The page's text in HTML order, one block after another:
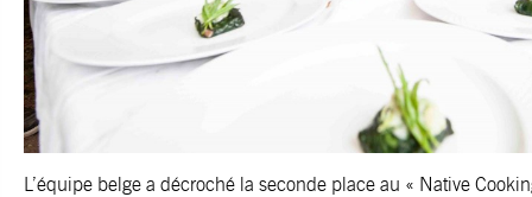
L’équipe belge a décroché la seconde place au « Native